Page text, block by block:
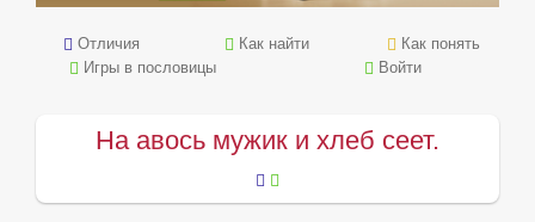
Отличия Как найти
Как понять
Игры в пословицы
Войти
На авось мужик и хлеб сеет.